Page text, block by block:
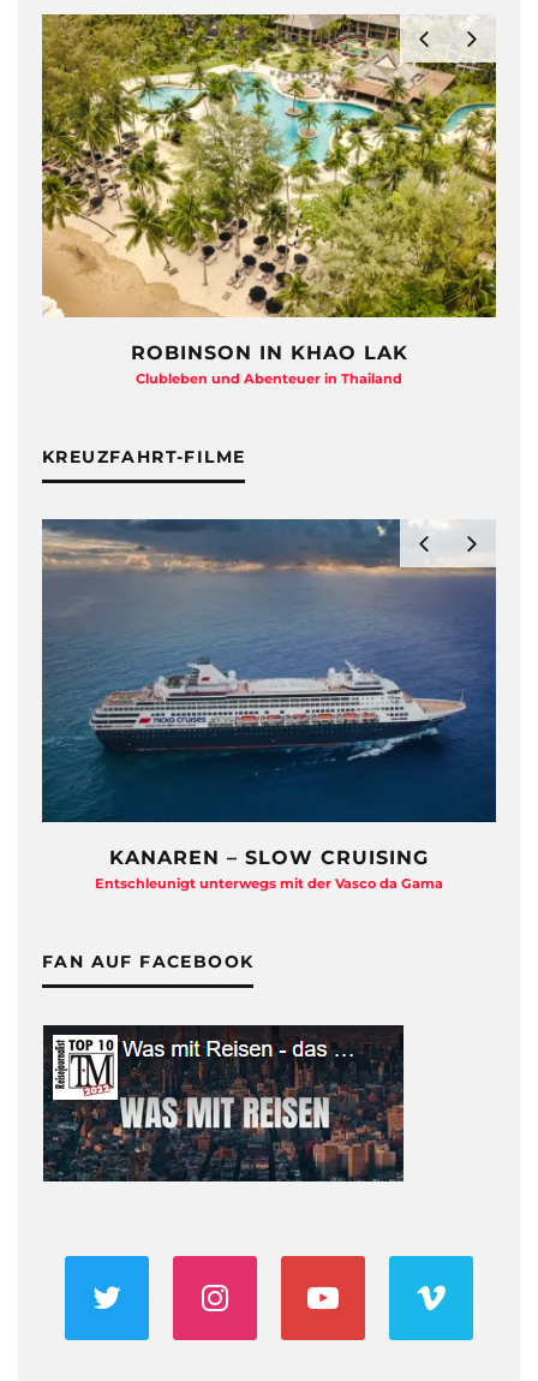
ROBINSON IN KHAO LAK
Clubleben und Abenteuer in Thailand
KREUZFAHRT-FILME
KANAREN – SLOW CRUISING
Entschleunigt unterwegs mit der Vasco da Gama
FAN AUF FACEBOOK